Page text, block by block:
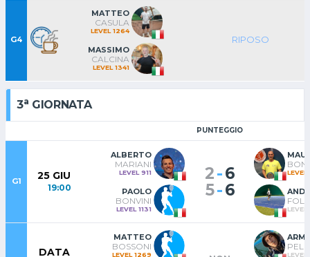
G4
MATTEO
CASULA
LEVEL 1264
MASSIMO
CALCINA
LEVEL 1341
RIPOSO
3a GIORNATA
PUNTEGGIO
G1 25 GIU
19:00
ALBERTO
MARIANI
LEVEL 911
PAOLO
BONVINI
LEVEL 1131
2-6
5-6
LEVEL
LEVEL
DATA
MATTEO
BOSSONI
LEVEL 1269
PELI
LEVEL